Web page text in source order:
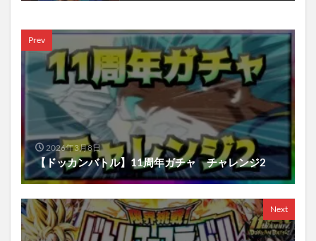
Prev
2026年3月8日
【ドッカンバトル】11周年ガチャ チャレンジ2
Next